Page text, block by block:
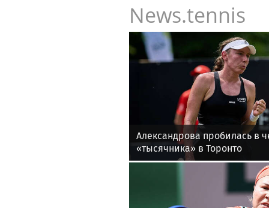
News.tennis
Александрова пробилась в
«тысячника» в Торонто